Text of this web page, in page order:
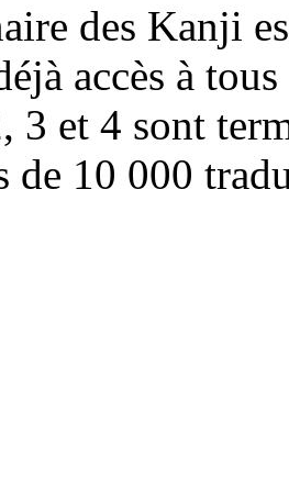
des Kanji
accès à
3 et 4 sont
de 10 000